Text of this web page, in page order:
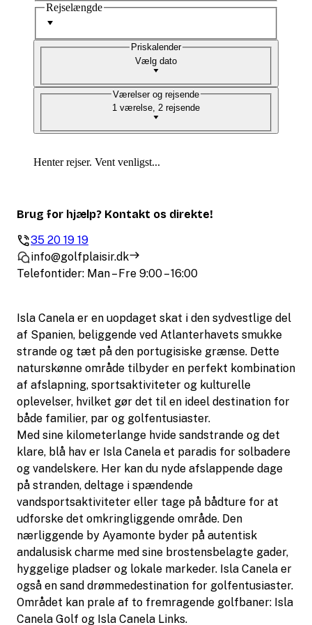
Isla Canela er en uopdaget skat i den sydvestlige del
af Spanien, beliggende ved Atlanterhavets smukke
strande og tæt på den portugisiske grænse. Dette
naturskønne område tilbyder en perfekt kombination
af afslapning, sportsaktiviteter og kulturelle
oplevelser, hvilket gør det til en ideel destination for
både familier, par og golfentusiaster.
Med sine kilometerlange hvide sandstrande og det
klare, blå hav er Isla Canela et paradis for solbadere
og vandelskere. Her kan du nyde afslappende dage
på stranden, deltage i spændende
vandsportsaktiviteter eller tage på bådture for at
udforske det omkringliggende område. Den
nærliggende by Ayamonte byder på autentisk
andalusisk charme med sine brostensbelagte gader,
hyggelige pladser og lokale markeder. Isla Canela er
også en sand drømmedestination for golfentusiaster.
Området kan prale af to fremragende golfbaner: Isla
Canela Golf og Isla Canela Links.
Rejselængde
Vælg dato
Priskalender
1 værelse, 2 rejsende
Værelser og rejsende
Henter rejser. Vent venligst...
Brug for hjælp? Kontakt os direkte!
35 20 19 19
info@golfplaisir.dk
Telefontider: Man – Fre 9:00 – 16:00